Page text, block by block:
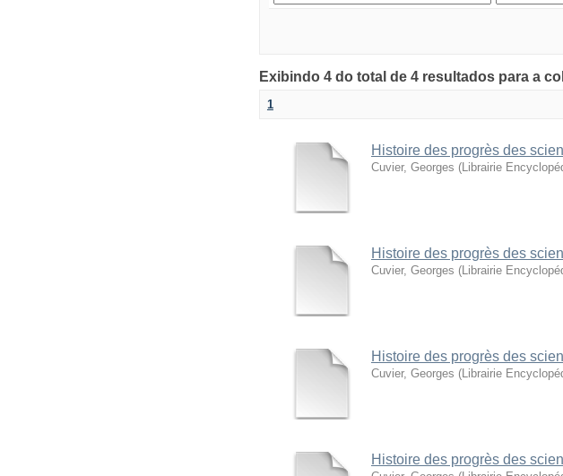
Exibindo 4 do total de 4 resultados para a
1
Histoire des progrès des
Cuvier, Georges (Librairie
Histoire des progrès des
Cuvier, Georges (Librairie
Histoire des progrès des
Cuvier, Georges (Librairie
Histoire des progrès des